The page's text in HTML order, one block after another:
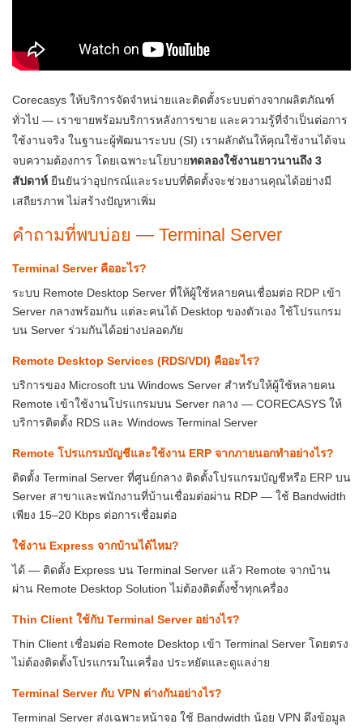
Corecasys ให้บริการจัดจำหน่ายและติดตั้งระบบต่างจากผลิตภัณฑ์
ทั่วไป — เราขายพร้อมบริการหลังการขาย และความรู้ที่จำเป็นต่อการ
ใช้งานจริง ในฐานะผู้พัฒนาระบบ (SI) เราผลักดันให้คุณใช้งานได้จน
จบความต้องการ โดยเฉพาะนโยบายทดลองใช้งานยาวนานถึง 3
สัปดาห์ ยืนยันว่าอุปกรณ์และระบบที่ติดตั้งจะช่วยงานคุณได้อย่างมี
เสถียรภาพ ไม่สร้างปัญหาเพิ่ม
คำถามที่พบบ่อย — Terminal Server
Terminal Server คืออะไร?
ระบบ Remote Desktop Server ที่ให้ผู้ใช้หลายคนเชื่อมต่อ RDP เข้า
Server กลางพร้อมกัน แต่ละคนได้ Desktop ของตัวเอง ใช้โปรแกรม
บน Server ร่วมกันได้อย่างปลอดภัย
Remote Desktop Services (RDS/VDI) คืออะไร?
บริการของ Microsoft บน Windows Server สำหรับให้ผู้ใช้หลายคน
Remote เข้าใช้งานโปรแกรมบน Server กลาง — CORECASYS ให้
บริการติดตั้ง RDS และ Windows Terminal Server
Remote โปรแกรมบัญชีและใช้งาน ERP จากภายนอกทำอย่างไร?
ติดตั้ง Terminal Server ที่ศูนย์กลาง ติดตั้งโปรแกรมบัญชีหรือ ERP บน
Server สาขาและพนักงานที่บ้านเชื่อมต่อผ่าน RDP — ใช้ Bandwidth
เพียง 15–20 Kbps ต่อการเชื่อมต่อ
ใช้งาน Express จากบ้านได้ไหม?
ได้ — ติดตั้ง Express บน Terminal Server แล้ว Remote จากบ้าน
ผ่าน Remote Desktop Solution ไม่ต้องติดตั้งซ้ำทุกเครื่อง
Thin Client ใช้กับ Terminal Server อย่างไร?
Thin Client เชื่อมต่อ Remote Desktop เข้า Terminal Server โดยตรง
ไม่ต้องติดตั้งโปรแกรมในเครื่อง ประหยัดและดูแลง่าย
Terminal Server กับ VPN ต่างกันอย่างไร?
Terminal Server ส่งเฉพาะหน้าจอ ใช้ Bandwidth น้อย VPN ดึงข้อมูล